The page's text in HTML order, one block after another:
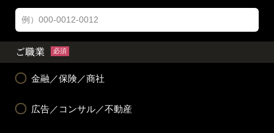
ご職業 必須
金融／保険／商社
広告／コンサル／不動産